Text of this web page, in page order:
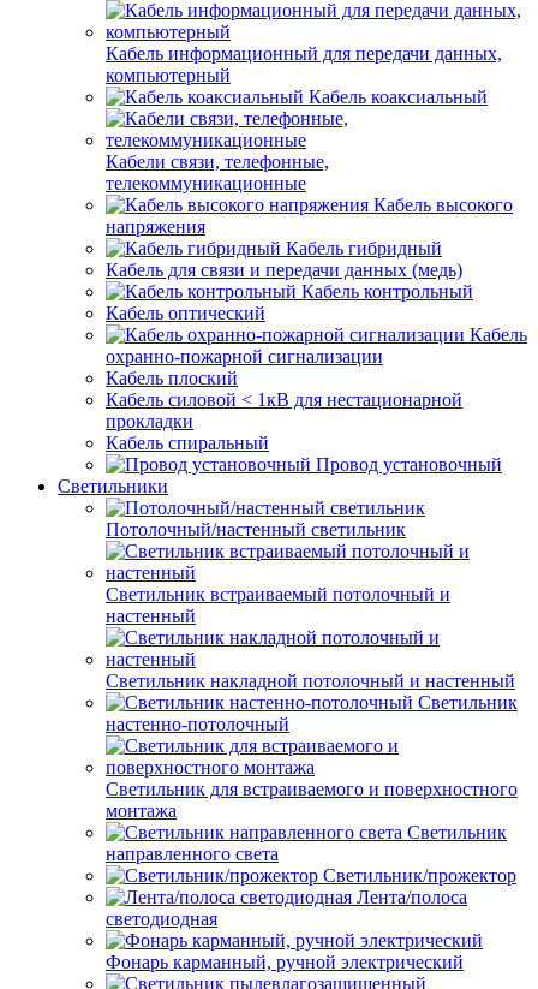
Кабель информационный для передачи данных,
компьютерный
Кабель коаксиальный
Кабели связи, телефонные,
телекоммуникационные
Кабель высокого
напряжения
Кабель гибридный
Кабель для связи и передачи данных (медь)
Кабель контрольный
Кабель оптический
Кабель
охранно-пожарной сигнализации
Кабель плоский
Кабель силовой < 1кВ для нестационарной
прокладки
Кабель спиральный
Провод установочный
Светильники
Потолочный/настенный светильник
Светильник встраиваемый потолочный и
настенный
Светильник накладной потолочный и настенный
Светильник
настенно-потолочный
Светильник для встраиваемого и поверхностного
монтажа
Светильник
направленного света
Светильник/прожектор
Лента/полоса
светодиодная
Фонарь карманный, ручной электрический